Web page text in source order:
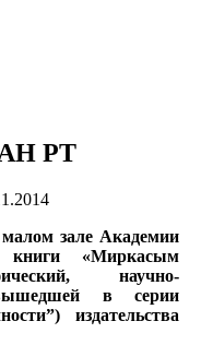
АН РТ
зале Академии
книги «Миркасым
научно-
в серии
издательства